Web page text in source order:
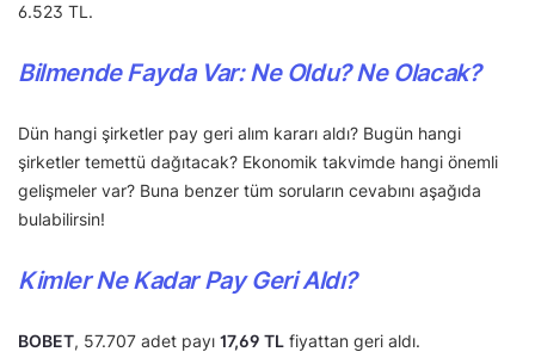
6.523 TL.
Bilmende Fayda Var: Ne Oldu? Ne Olacak?
Dün hangi şirketler pay geri alım kararı aldı? Bugün hangi
şirketler temettü dağıtacak? Ekonomik takvimde hangi önemli
gelişmeler var? Buna benzer tüm soruların cevabını aşağıda
bulabilirsin!
Kimler Ne Kadar Pay Geri Aldı?
BOBET, 57.707 adet payı 17,69 TL fiyattan geri aldı.